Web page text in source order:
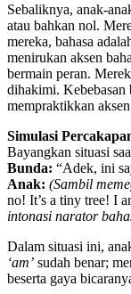
Sebaliknya, anak-
atau bahkan nol.
mereka, bahasa
menirukan aksen
bermain peran.
dihakimi. Kebebasan
mempraktikkan
Simulasi
Bayangkan situasi
Bunda: “Adek, ini
Anak: (Sambil
no! It’s a tiny tree! I
intonasi narator
Dalam situasi ini,
‘am’ sudah benar;
beserta gaya